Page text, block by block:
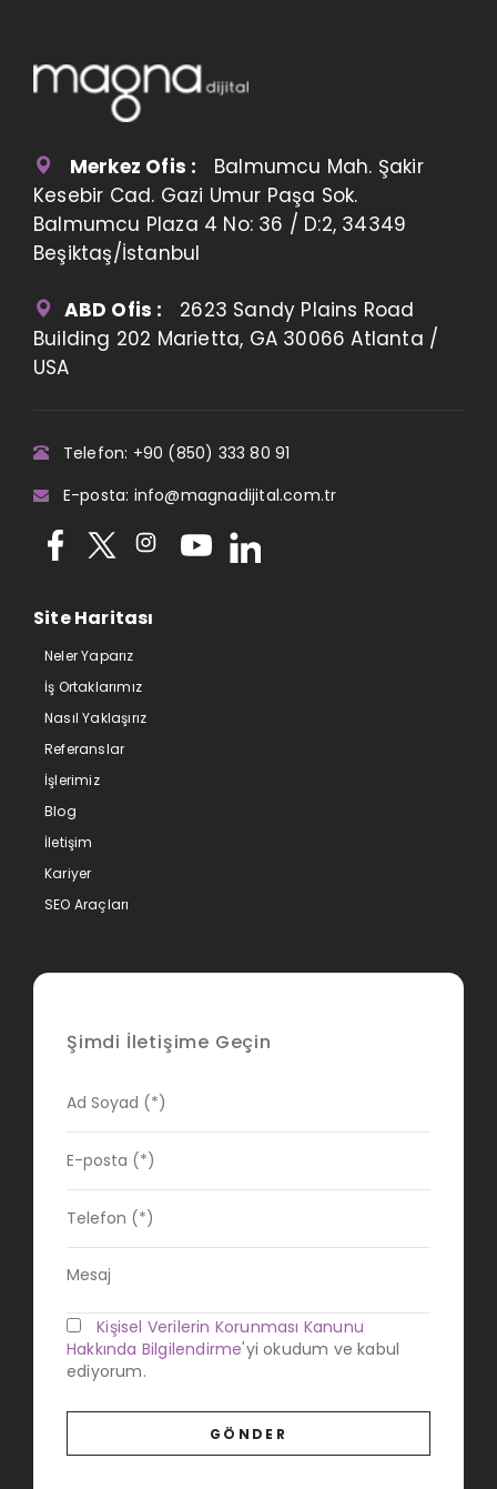
Merkez Ofis : Balmumcu Mah. Şakir
Kesebir Cad. Gazi Umur Paşa Sok.
Balmumcu Plaza 4 No: 36 / D:2, 34349
Beşiktaş/İstanbul
ABD Ofis : 2623 Sandy Plains Road
Building 202 Marietta, GA 30066 Atlanta /
USA
Telefon: +90 (850) 333 80 91
E-posta: info@magnadijital.com.tr
Site Haritası
Neler Yaparız
İş Ortaklarımız
Nasıl Yaklaşırız
Referanslar
İşlerimiz
Blog
İletişim
Kariyer
SEO Araçları
Şimdi İletişime Geçin
Kişisel Verilerin Korunması Kanunu
Hakkında Bilgilendirme'yi okudum ve kabul
ediyorum.